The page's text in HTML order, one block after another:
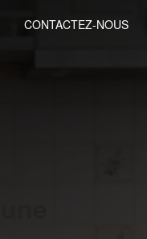
CONTACTEZ-NOUS